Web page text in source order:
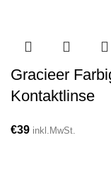
Gracieer
Kontaktlinse
€39 inkl.MwSt.